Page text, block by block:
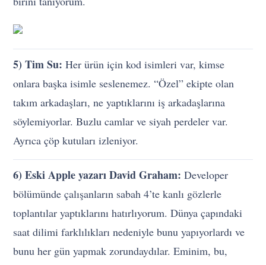
5) Tim Su: Her ürün için kod isimleri var, kimse
onlara başka isimle seslenemez. “Özel” ekipte olan
takım arkadaşları, ne yaptıklarını iş arkadaşlarına
söylemiyorlar. Buzlu camlar ve siyah perdeler var.
Ayrıca çöp kutuları izleniyor.
6) Eski Apple yazarı David Graham: Developer
bölümünde çalışanların sabah 4’te kanlı gözlerle
toplantılar yaptıklarını hatırlıyorum. Dünya çapındaki
saat dilimi farklılıkları nedeniyle bunu yapıyorlardı ve
bunu her gün yapmak zorundaydılar. Eminim, bu,